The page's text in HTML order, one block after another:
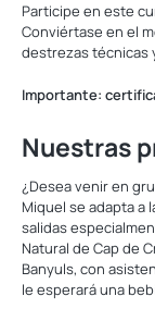
Participe en este
Conviértase en el
destrezas técnicas
Importante:
Nuestras
¿Desea venir en
Miquel se adapta a
salidas
Natural de Cap de
Banyuls, con
le esperará una